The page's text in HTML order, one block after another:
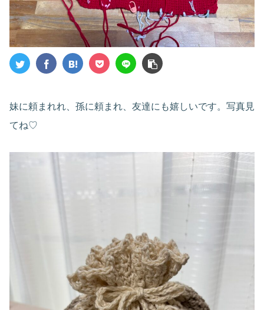
妹に頼まれれ、孫に頼まれ、友達にも嬉しいです。写真見
てね♡